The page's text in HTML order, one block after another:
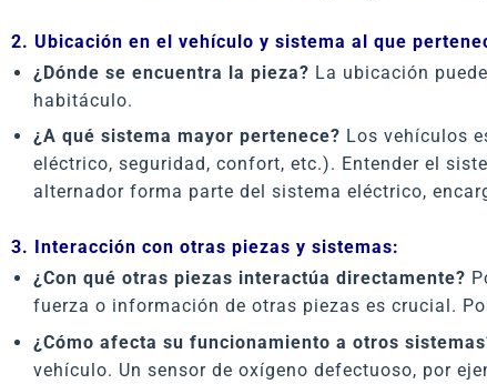
2. Ubicación en el vehículo y sistema al que
¿Dónde se encuentra la pieza? La ubicación
habitáculo.
¿A qué sistema mayor pertenece? Los vehículos
eléctrico, seguridad, confort, etc.). Entender el
alternador forma parte del sistema eléctrico,
3. Interacción con otras piezas y sistemas:
¿Con qué otras piezas interactúa directamente?
fuerza o información de otras piezas es crucial.
¿Cómo afecta su funcionamiento a otros
vehículo. Un sensor de oxígeno defectuoso, por